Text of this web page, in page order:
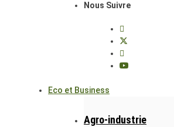
Nous Suivre
Eco et Business
Agro-industrie